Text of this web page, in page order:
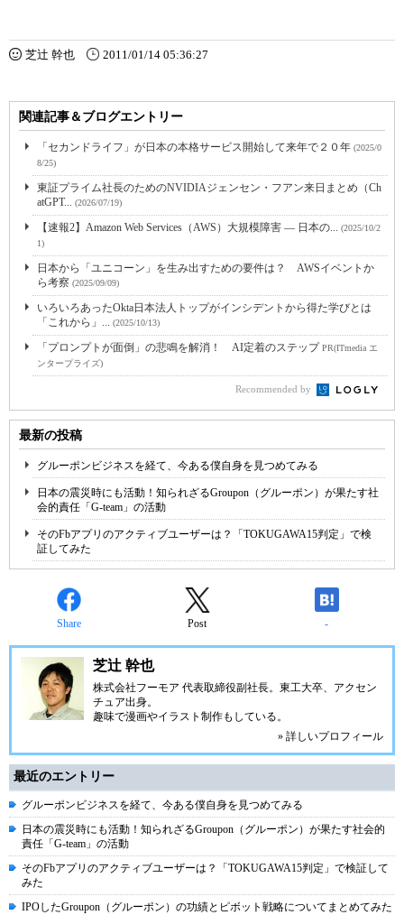
芝辻 幹也 2011/01/14 05:36:27
関連記事＆ブログエントリー
「セカンドライフ」が日本の本格サービス開始して来年で２０年 (2025/0
8/25)
東証プライム社長のためのNVIDIAジェンセン・フアン来日まとめ（Ch
atGPT... (2026/07/19)
【速報2】Amazon Web Services（AWS）大規模障害 ― 日本の... (2025/10/2
1)
日本から「ユニコーン」を生み出すための要件は？ AWSイベントか
ら考察 (2025/09/09)
いろいろあったOkta日本法人トップがインシデントから得た学びとは
「これから」... (2025/10/13)
「プロンプトが面倒」の悲鳴を解消！ AI定着のステップPR(ITmedia エ
ンタープライズ)
Recommended by
最新の投稿
グルーポンビジネスを経て、今ある僕自身を見つめてみる
日本の震災時にも活動！知られざるGroupon（グルーポン）が果たす社
会的責任「G-team」の活動
そのFbアプリのアクティブユーザーは？「TOKUGAWA15判定」で検
証してみた
Share Post -
芝辻 幹也
株式会社フーモア 代表取締役副社長。 東工大卒、 アクセン
チュア出身。
趣味で漫画やイラスト制作もしている。
» 詳しいプロフィール
最近のエントリー
グルーポンビジネスを経て、今ある僕自身を見つめてみる
日本の震災時にも活動！知られざるGroupon（グルーポン）が果たす社会的
責任「G-team」の活動
そのFbアプリのアクティブユーザーは？「TOKUGAWA15判定」で検証して
みた
IPOしたGroupon（グルーポン）の功績とピボット戦略についてまとめてみた